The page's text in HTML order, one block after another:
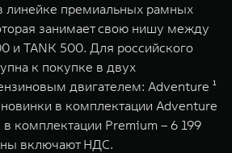
WEY 05
Эстетика
линейке премиальных рамных
занимает свою нишу между
и TANK 500. Для российского
к покупке в двух
двигателем: Adventure ¹
новинки в комплектации Adventure
комплектации Premium – 6 199
включают НДС.